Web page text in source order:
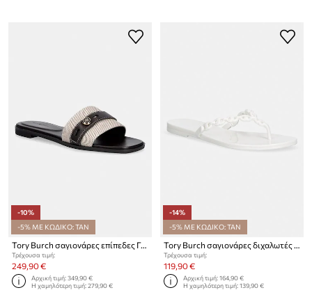
-10%
-5% ΜΕ ΚΩΔΙΚΟ: TAN
Tory Burch σαγιονάρες επίπεδες Γυναικείες Romy Slide
Τρέχουσα τιμή:
249,90 €
Αρχική τιμή:349,90 €
Η χαμηλότερη τιμή:279,90 €
-14%
-5% ΜΕ ΚΩΔΙΚΟ: TAN
Tory Burch σαγιονάρες διχαλωτές Γυναικείες Gemini Link Jelly
Τρέχουσα τιμή:
119,90 €
Αρχική τιμή:164,90 €
Η χαμηλότερη τιμή:139,90 €